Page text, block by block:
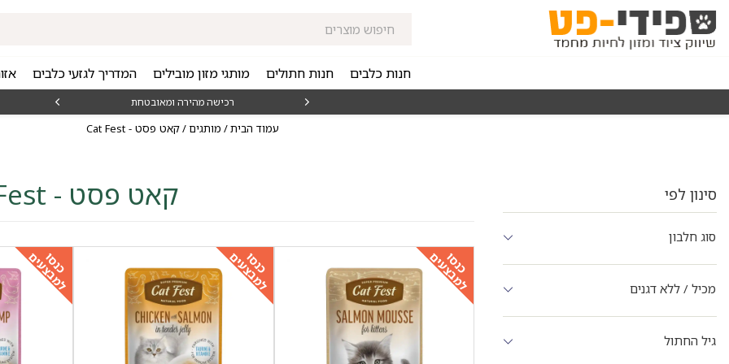
חנות כלבים חנות חתולים מותגי מזון מובילים המדריך לגזעי כלבים
רכישה מהירה ומאובטחת
עמוד הבית/ מותגים / קאט פסט - Cat Fest
סינון לפי
סוג חלבון
מכיל / ללא דגנים
גיל החתול
קאט פסט - Cat Fest
כנסו
למבצעים כנסו
למבצעים כנסו
למבצעים